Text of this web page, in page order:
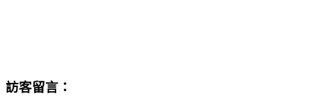
訪客留言：